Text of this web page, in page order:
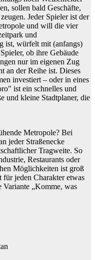
sollen bald Geschäfte,
Jeder Spieler ist der
und will die vier
und
ist, würfelt mit (anfangs)
ob ihre Gebäude
nur im eigenen Zug
an der Reihe ist. Dieses
investiert – oder in eines
ist ein schnelles und
und kleine Stadtplaner, die
Metropole? Bei
jeder Straßenecke
Tragweite. So
Restaurants oder
Möglichkeiten ist groß
jeden Charakter etwas
Variante „Komme, was